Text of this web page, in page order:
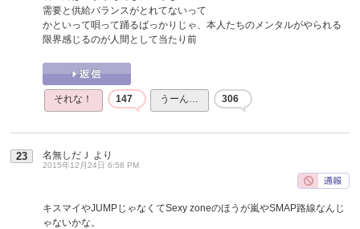
需要と供給バランスがとれてないって
かといって唄って踊るばっかりじゃ、本人たちのメンタルがやられる
限界感じるのが人間として当たり前
それな！ 147 うーん… 306
23 名無しだＪ より
2015年12月24日 6:58 PM
キスマイやJUMPじゃなくてSexy zoneのほうが嵐やSMAP路線なんじ
ゃないかな。